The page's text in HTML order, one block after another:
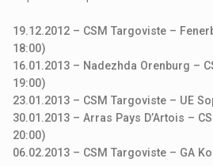
19.12.2012 – CSM Targoviste –
18:00)
16.01.2013 – Nadezhda Orenburg –
19:00)
23.01.2013 – CSM Targoviste – UE
30.01.2013 – Arras Pays D’Artois –
20:00)
06.02.2013 – CSM Targoviste – GA